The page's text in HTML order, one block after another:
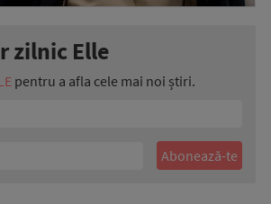
zilnic Elle
pentru a afla cele mai noi știri.